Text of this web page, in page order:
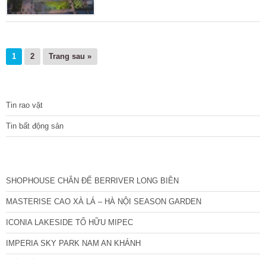
1 2 Trang sau »
Tin rao vặt
Tin bất động sản
SHOPHOUSE CHÂN ĐẾ BERRIVER LONG BIÊN
MASTERISE CAO XÀ LÁ – HÀ NỘI SEASON GARDEN
ICONIA LAKESIDE TỐ HỮU MIPEC
IMPERIA SKY PARK NAM AN KHÁNH